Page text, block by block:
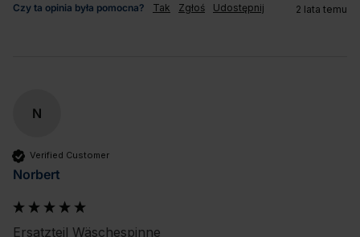
Czy ta opinia była pomocna? Tak Zgłoś Udostępnij 2 lata temu
N
Verified Customer
Norbert
Ersatzteil Wäschespinne